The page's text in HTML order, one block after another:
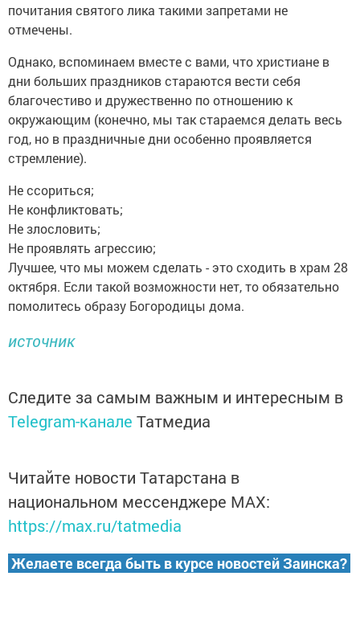
почитания святого лика такими запретами не
отмечены.
Однако, вспоминаем вместе с вами, что христиане в
дни больших праздников стараются вести себя
благочестиво и дружественно по отношению к
окружающим (конечно, мы так стараемся делать весь
год, но в праздничные дни особенно проявляется
стремление).
Не ссориться;
Не конфликтовать;
Не злословить;
Не проявлять агрессию;
Лучшее, что мы можем сделать - это сходить в храм 28
октября. Если такой возможности нет, то обязательно
помолитесь образу Богородицы дома.
источник
Следите за самым важным и интересным в
Telegram-канале Татмедиа
Читайте новости Татарстана в
национальном мессенджере MАХ:
https://max.ru/tatmedia
Желаете всегда быть в курсе новостей Заинска?